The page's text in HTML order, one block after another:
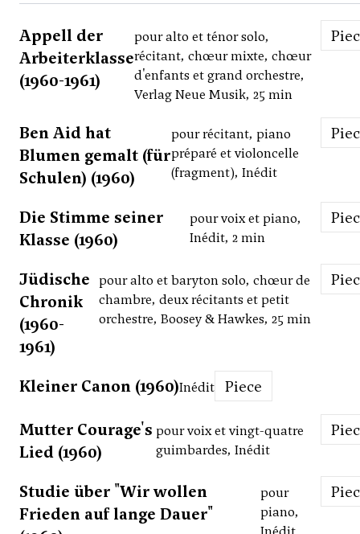
Appell der
Arbeiterklasse
(1960-1961)
pour alto et ténor solo,
récitant, chœur mixte, chœur
d'enfants et grand orchestre,
Verlag Neue Musik, 25 min
Ben Aid hat
Blumen gemalt (für
Schulen) (1960)
pour récitant, piano
préparé et violoncelle
(fragment), Inédit
Die Stimme seiner
Klasse (1960)
pour voix et piano,
Inédit, 2 min
Jüdische
Chronik
(1960-
1961)
pour alto et baryton solo, chœur de
chambre, deux récitants et petit
orchestre, Boosey & Hawkes, 25 min
Kleiner Canon (1960)Inédit Piece
Mutter Courage's
Lied (1960)
pour voix et vingt-quatre
guimbardes, Inédit
Studie über "Wir wollen
Frieden auf lange Dauer"
pour
piano,